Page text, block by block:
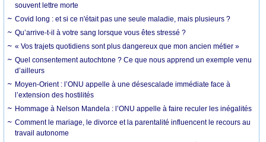
souvent lettre morte
Covid long : et si ce n'était pas une seule maladie, mais plusieurs ?
Qu’arrive-t-il à votre sang lorsque vous êtes stressé ?
« Vos trajets quotidiens sont plus dangereux que mon ancien métier »
Quel consentement autochtone ? Ce que nous apprend un exemple venu
d’ailleurs
Moyen-Orient : l’ONU appelle à une désescalade immédiate face à
l’extension des hostilités
Hommage à Nelson Mandela : l’ONU appelle à faire reculer les inégalités
Comment le mariage, le divorce et la parentalité influencent le recours au
travail autonome